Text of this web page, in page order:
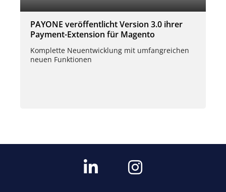
PAYONE veröffentlicht Version 3.0 ihrer
Payment-Extension für Magento
Komplette Neuentwicklung mit umfangreichen
neuen Funktionen